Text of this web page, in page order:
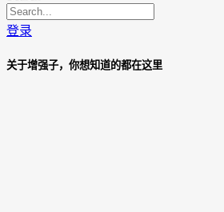
登录
关于增强子，你想知道的都在这里